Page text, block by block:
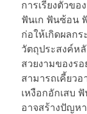
การเรียงตัวข
ฟันเก ฟันซ้อน
ก่อให้เกิดผลก
วัตถุประสงค์ห
สวยงามของร
สามารถเคี้ยว
เหงือกอักเสบ
อาจสร้างปัญห